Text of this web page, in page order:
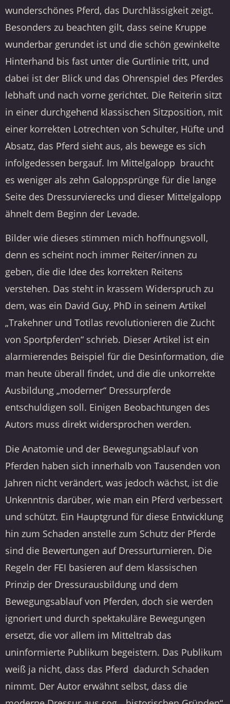
wunderschönes Pferd, das Durchlässigkeit zeigt.
Besonders zu beachten gilt, dass seine Kruppe
wunderbar gerundet ist und die schön gewinkelte
Hinterhand bis fast unter die Gurtlinie tritt, und
dabei ist der Blick und das Ohrenspiel des Pferdes
lebhaft und nach vorne gerichtet. Die Reiterin sitzt
in einer durchgehend klassischen Sitzposition, mit
einer korrekten Lotrechten von Schulter, Hüfte und
Absatz, das Pferd sieht aus, als bewege es sich
infolgedessen bergauf. Im Mittelgalopp braucht
es weniger als zehn Galoppsprünge für die lange
Seite des Dressurvierecks und dieser Mittelgalopp
ähnelt dem Beginn der Levade.
Bilder wie dieses stimmen mich hoffnungsvoll,
denn es scheint noch immer Reiter/innen zu
geben, die die Idee des korrekten Reitens
verstehen. Das steht in krassem Widerspruch zu
dem, was ein David Guy, PhD in seinem Artikel
„Trakehner und Totilas revolutionieren die Zucht
von Sportpferden“ schrieb. Dieser Artikel ist ein
alarmierendes Beispiel für die Desinformation, die
man heute überall findet, und die die unkorrekte
Ausbildung „moderner“ Dressurpferde
entschuldigen soll. Einigen Beobachtungen des
Autors muss direkt widersprochen werden.
Die Anatomie und der Bewegungsablauf von
Pferden haben sich innerhalb von Tausenden von
Jahren nicht verändert, was jedoch wächst, ist die
Unkenntnis darüber, wie man ein Pferd verbessert
und schützt. Ein Hauptgrund für diese Entwicklung
hin zum Schaden anstelle zum Schutz der Pferde
sind die Bewertungen auf Dressurturnieren. Die
Regeln der FEI basieren auf dem klassischen
Prinzip der Dressurausbildung und dem
Bewegungsablauf von Pferden, doch sie werden
ignoriert und durch spektakuläre Bewegungen
ersetzt, die vor allem im Mitteltrab das
uninformierte Publikum begeistern. Das Publikum
weiß ja nicht, dass das Pferd dadurch Schaden
nimmt. Der Autor erwähnt selbst, dass die